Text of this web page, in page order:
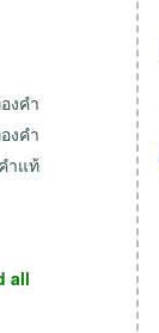
ำ
งคำ
ำแท้
all